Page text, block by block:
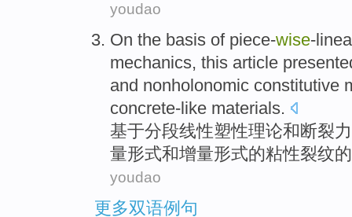
youdao
On the basis of piece-wise-
mechanics, this article
and nonholonomic constitutive
concrete-like materials.
基于分段线性塑性理论和断裂
量形式和增量形式的粘性裂纹的
youdao
更多双语例句